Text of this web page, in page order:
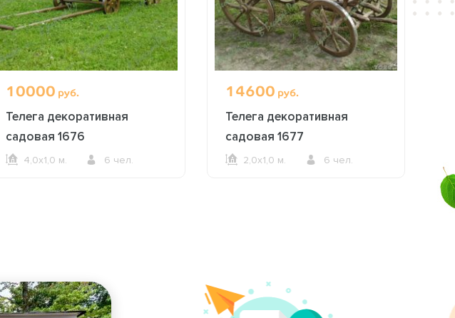
10000 руб.
Телега декоративная
садовая 1676
4,0х1,0 м. 6 чел.
14600 руб.
Телега декоративная
садовая 1677
2,0х1,0 м. 6 чел.